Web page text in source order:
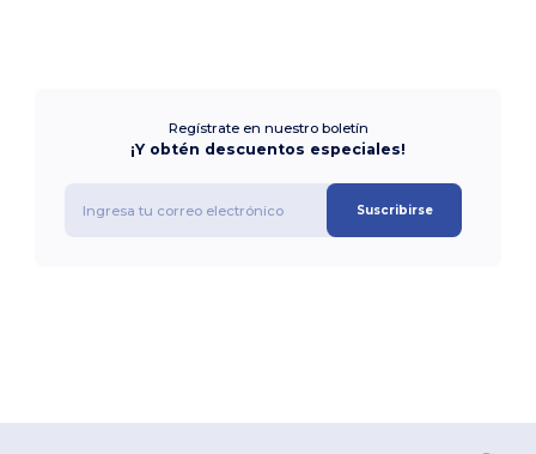
Regístrate en nuestro boletín
¡Y obtén descuentos especiales!
Suscribirse